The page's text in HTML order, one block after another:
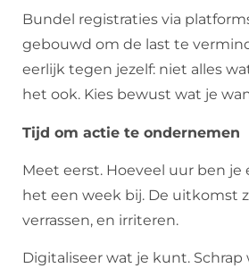
Bundel registraties via
gebouwd om de last te
eerlijk tegen jezelf: niet alles
het ook. Kies bewust wat je
Tijd om actie te ondernemen
Meet eerst. Hoeveel uur ben
het een week bij. De uitkomst
verrassen, en irriteren.
Digitaliseer wat je kunt.